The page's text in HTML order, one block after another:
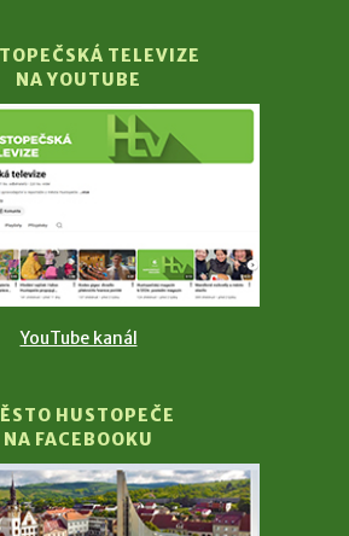
TELEVIZE
NA YOUTUBE
YouTube kanál
HUSTOPEČE
NA FACEBOOKU